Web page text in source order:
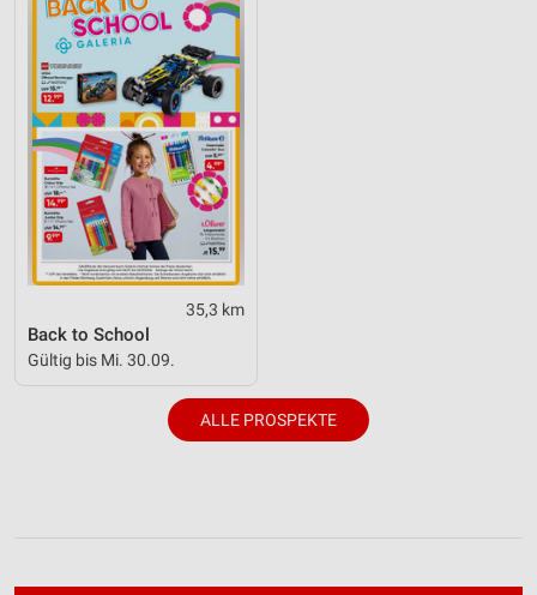
35,3 km
Back to School
Gültig bis Mi. 30.09.
ALLE PROSPEKTE